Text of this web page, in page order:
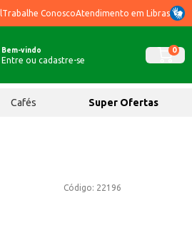
Trabalhe ConoscoAtendimento em Libras
Bem-vindo
Entre ou cadastre-se
0
Cafés Super Ofertas
Código: 22196